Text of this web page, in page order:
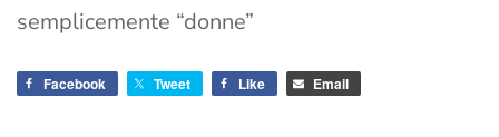
semplicemente “donne”
Facebook Tweet Like Email